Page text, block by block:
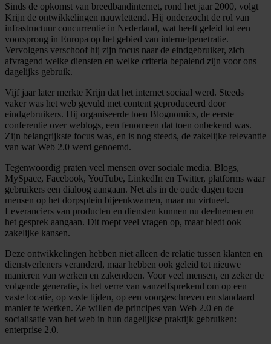
Sinds de opkomst van breedbandinternet, rond het jaar 2000, volgt
Krijn de ontwikkelingen nauwlettend. Hij onderzocht de rol van
infrastructuur concurrentie in Nederland, wat heeft geleid tot een
voorsprong in Europa op het gebied van internetpenetratie.
Vervolgens verschoof hij zijn focus naar de eindgebruiker, zich
afvragend welke diensten en welke criteria bepalend zijn voor ons
dagelijks gebruik.
Vijf jaar later merkte Krijn dat het internet sociaal werd. Steeds
vaker was het web gevuld met content geproduceerd door
eindgebruikers. Hij organiseerde toen Blognomics, de eerste
conferentie over weblogs, een fenomeen dat toen onbekend was.
Zijn belangrijkste focus was, en is nog steeds, de zakelijke relevantie
van wat Web 2.0 werd genoemd.
Tegenwoordig praten veel mensen over sociale media. Blogs,
MySpace, Facebook, YouTube, LinkedIn en Twitter, platforms waar
gebruikers een dialoog aangaan. Net als in de oude dagen toen
mensen op het dorpsplein bijeenkwamen, maar nu virtueel.
Leveranciers van producten en diensten kunnen nu deelnemen en
het gesprek aangaan. Dit roept veel vragen op, maar biedt ook
zakelijke kansen.
Deze ontwikkelingen hebben niet alleen de relatie tussen klanten en
dienstverleners veranderd, maar hebben ook geleid tot nieuwe
manieren van werken en zakendoen. Voor veel mensen, en zeker de
volgende generatie, is het verre van vanzelfsprekend om op een
vaste locatie, op vaste tijden, op een voorgeschreven en standaard
manier te werken. Ze willen de principes van Web 2.0 en de
socialisatie van het web in hun dagelijkse praktijk gebruiken:
enterprise 2.0.